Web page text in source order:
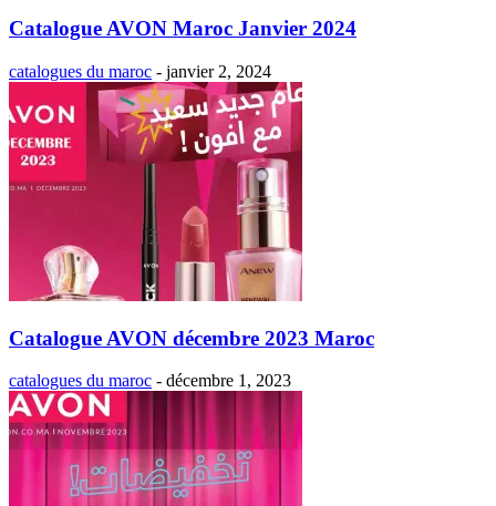
Catalogue AVON Maroc Janvier 2024
catalogues du maroc - janvier 2, 2024
Catalogue AVON décembre 2023 Maroc
catalogues du maroc - décembre 1, 2023